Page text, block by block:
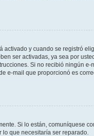
activado y cuando se registró
ser activadas, ya sea por
Si no recibió ningún e-
e-mail que proporcionó es
Si lo están, comuníquese
que necesitaría ser reparado.